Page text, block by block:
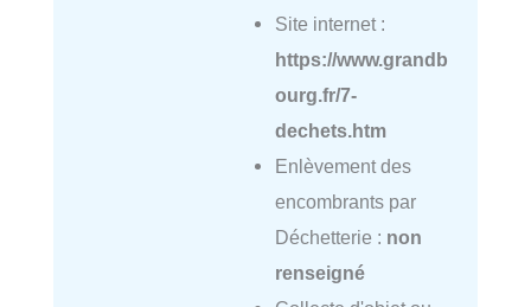
Site internet :
https://www.grandb
ourg.fr/7-
dechets.htm
Enlèvement des
encombrants par
Déchetterie : non
renseigné